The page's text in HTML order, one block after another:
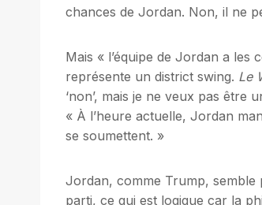
chances de Jordan. Non, il ne
Mais « l’équipe de Jordan a les
représente un district swing. Le
‘non’, mais je ne veux pas
« À l’heure actuelle, Jordan
se soumettent. »
Jordan, comme Trump, semble
parti, ce qui est logique car la